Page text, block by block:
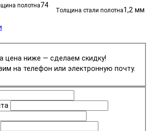
полотна74
Толщина стали полотна1,2 мм
цена ниже — сделаем скидку!
на телефон или электронную почту.